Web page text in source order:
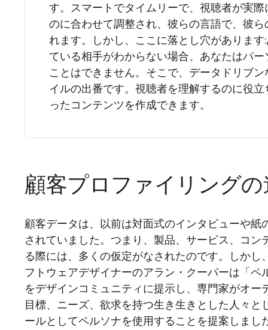
す。スマートでタイムリーで、視聴者が実
のに合わせて調整され、彼らの言語で、彼
れます。しかし、ここに落とし穴があります
ている相手がわからない場合、あなたはパ
ことはできません。そこで、データドリブ
イルの出番です。視聴者を理解するのに役
ったコンテンツを作成できます。
顧客プロファイリング
顧客データは、以前は対面式のインタビューや紙
されていました。つまり、製品、サービス、コン
る際には、多くの仮定がなされたのです。しかし
フトウェアデザイナーのアラン・クーパーは「ペ
をデザインコミュニティに提示し、専門家がオー
目標、ニーズ、欲求を持つ生き生きとした人々と
ールとしてペルソナを使用することを提案しまし